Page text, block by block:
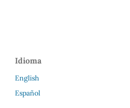
Idioma
English
Español